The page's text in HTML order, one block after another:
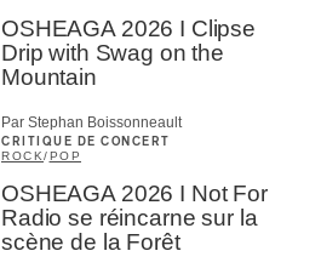
OSHEAGA 2026 I Clipse
Drip with Swag on the
Mountain
Par Stephan Boissonneault
CRITIQUE DE CONCERT
ROCK/POP
OSHEAGA 2026 I Not For
Radio se réincarne sur la
scène de la Forêt